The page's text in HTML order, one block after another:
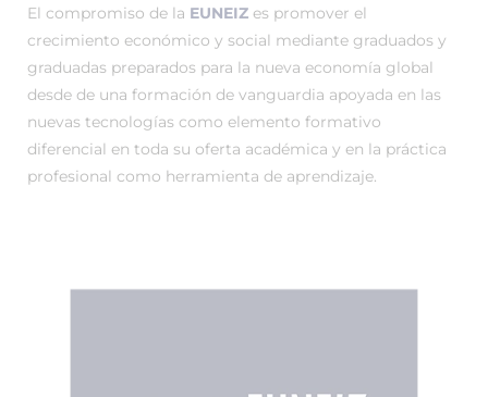
El compromiso de la EUNEIZ es promover el
crecimiento económico y social mediante graduados y
graduadas preparados para la nueva economía global
desde de una formación de vanguardia apoyada en las
nuevas tecnologías como elemento formativo
diferencial en toda su oferta académica y en la práctica
profesional como herramienta de aprendizaje.